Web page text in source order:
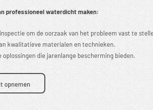
professioneel waterdicht maken:
om de oorzaak van het probleem vast te
kwalitatieve materialen en technieken.
oplossingen die jarenlange bescherming bieden.
opnemen